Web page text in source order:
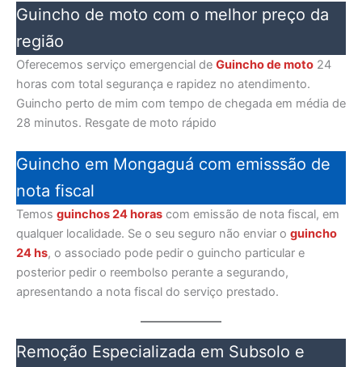
Guincho de moto com o melhor preço da
região
Oferecemos serviço emergencial de Guincho de moto 24
horas com total segurança e rapidez no atendimento.
Guincho perto de mim com tempo de chegada em média de
28 minutos. Resgate de moto rápido
Guincho em Mongaguá com emisssão de
nota fiscal
Temos guinchos 24 horas com emissão de nota fiscal, em
qualquer localidade. Se o seu seguro não enviar o guincho
24 hs, o associado pode pedir o guincho particular e
posterior pedir o reembolso perante a segurando,
apresentando a nota fiscal do serviço prestado.
Remoção Especializada em Subsolo e